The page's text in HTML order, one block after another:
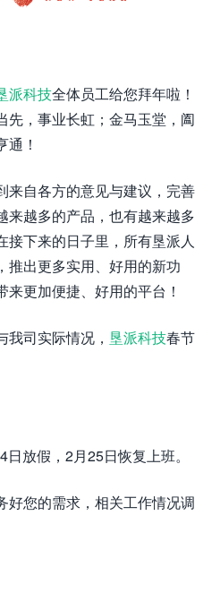
派科技全体员工给您拜年啦！
先，事业长虹；金马玉堂，阖
！
来自各方的意见与建议，完善
来越多的产品，也有越来越多
接下来的日子里，所有垦派人
推出更多实用、好用的新功
更加便捷、好用的平台！
司实际情况， 垦派科技春节
放假，2月25日恢复上班。
好您的需求，相关工作情况调